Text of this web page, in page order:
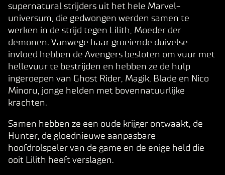
supernatural strijders uit het hele Marvel-
universum, die gedwongen werden samen te
werken in de strijd tegen Lilith, Moeder der
demonen. Vanwege haar groeiende duivelse
invloed hebben de Avengers besloten om vuur met
hellevuur te bestrijden en hebben ze de hulp
ingeroepen van Ghost Rider, Magik, Blade en Nico
Minoru, jonge helden met bovennatuurlijke
krachten.
Samen hebben ze een oude krijger ontwaakt, de
Hunter, de gloednieuwe aanpasbare
hoofdrolspeler van de game en de enige held die
ooit Lilith heeft verslagen.